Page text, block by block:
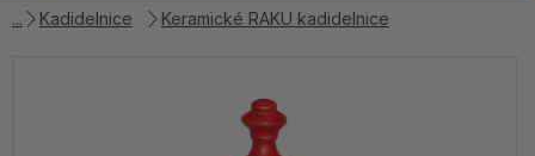
Kadidelnice Keramické RAKU kadidelnice